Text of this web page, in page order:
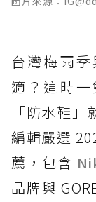
台灣梅雨
適？這時
「防水鞋」
編輯嚴選
薦，包含
品牌與